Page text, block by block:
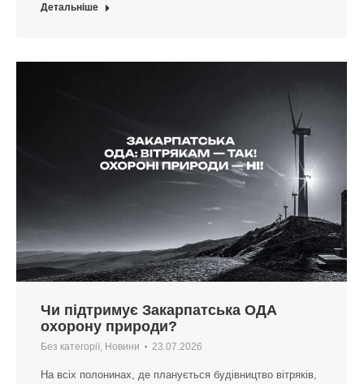
Детальніше
Чи підтримує Закарпатська ОДА
охорону природи?
Без категорії, Новини 23.07.2026
На всіх полонинах, де планується будівництво вітряків,